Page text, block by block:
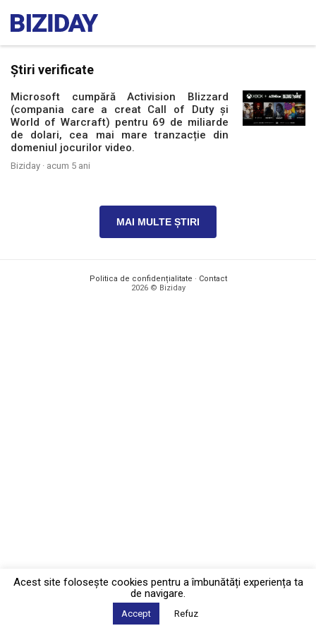
Știri verificate
Microsoft cumpără Activision Blizzard
(compania care a creat Call of Duty și
World of Warcraft) pentru 69 de miliarde
de dolari, cea mai mare tranzacție din
domeniul jocurilor video.
Biziday · acum 5 ani
MAI MULTE ȘTIRI
Politica de confidențialitate · Contact
2026 © Biziday
Acest site foloseşte cookies pentru a îmbunătăți experiența ta
de navigare.
Accept Refuz